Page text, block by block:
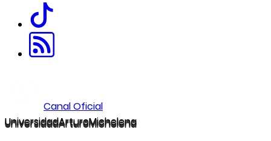
Canal Oficial
UniversidadArturoMichelena